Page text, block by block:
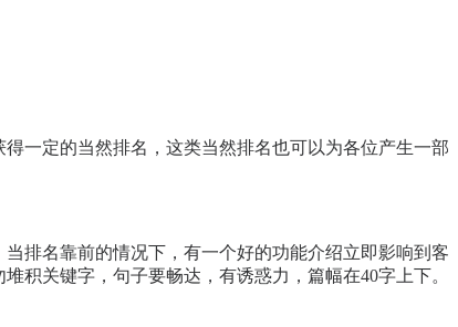
一定的当然排名，这类当然排名也可以为各位产生一部
排名靠前的情况下，有一个好的功能介绍立即影响到客
积关键字，句子要畅达，有诱惑力，篇幅在40字上下。